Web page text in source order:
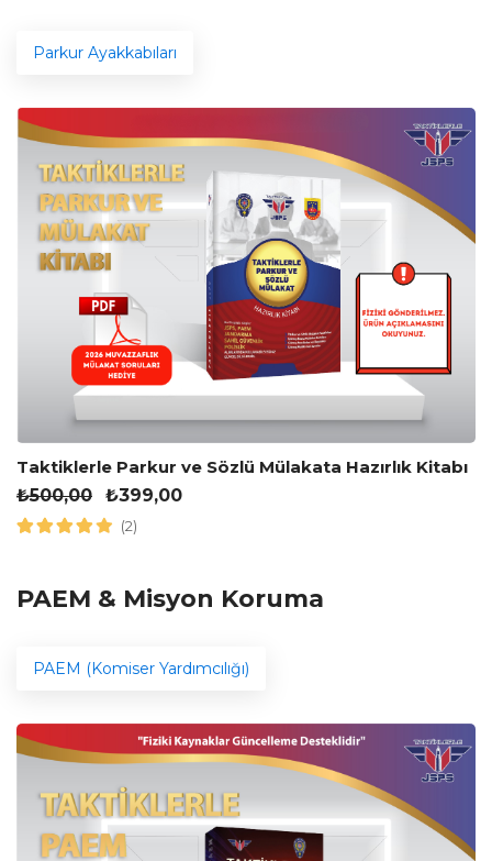
Parkur Ayakkabıları
Taktiklerle Parkur ve Sözlü Mülakata Hazırlık Kitabı
₺500,00 ₺399,00
(2)
PAEM & Misyon Koruma
PAEM (Komiser Yardımcılığı)